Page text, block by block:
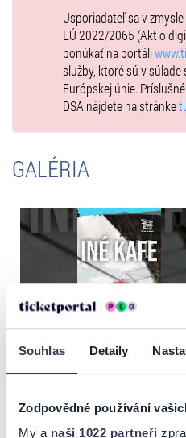
Souhlas Detaily
Zodpovědné používání
My a naši 1022 partneři
Usporiadateľ sa v
EÚ 2022/2065 (Akt o
ponúkať na portáli
služby, ktoré sú v
Európskej únie.
DSA nájdete na stránke
GALÉRIA